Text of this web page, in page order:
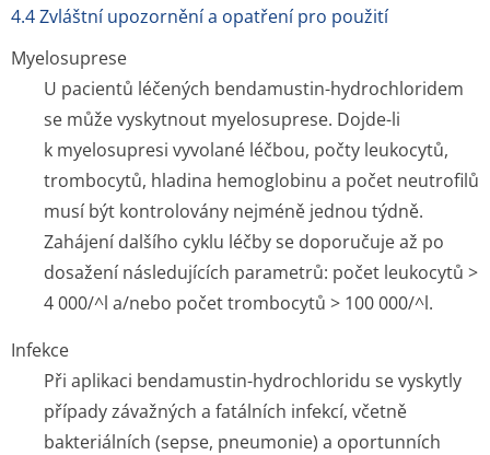
4.4 Zvláštní upozornění a opatření pro použití
Myelosuprese
U pacientů léčených bendamustin-hydrochloridem
se může vyskytnout myelosuprese. Dojde-li
k myelosupresi vyvolané léčbou, počty leukocytů,
trombocytů, hladina hemoglobinu a počet neutrofilů
musí být kontrolovány nejméně jednou týdně.
Zahájení dalšího cyklu léčby se doporučuje až po
dosažení následujících parametrů: počet leukocytů >
4 000/^l a/nebo počet trombocytů > 100 000/^l.
Infekce
Při aplikaci bendamustin-hydrochloridu se vyskytly
případy závažných a fatálních infekcí, včetně
bakteriálních (sepse, pneumonie) a oportunních